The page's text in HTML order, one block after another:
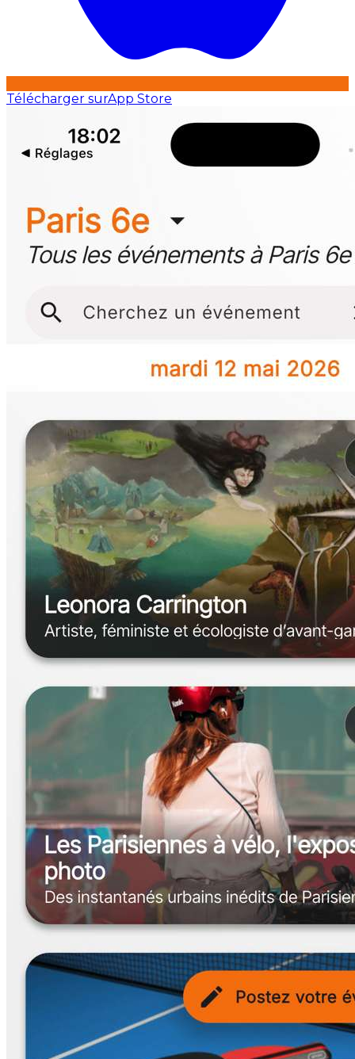
Télécharger surApp Store